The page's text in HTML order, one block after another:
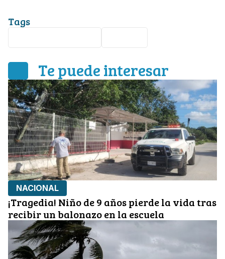
Tags
Te puede interesar
NACIONAL
¡Tragedia! Niño de 9 años pierde la vida tras
recibir un balonazo en la escuela